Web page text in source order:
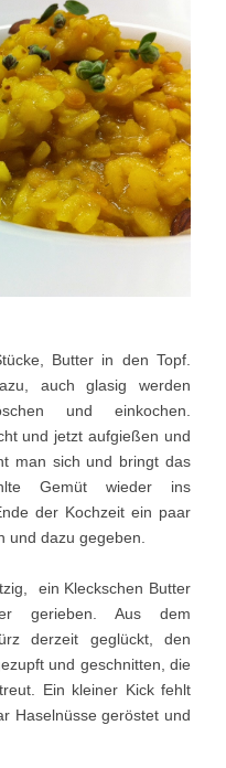
Butter in den Topf.
auch glasig werden
und einkochen.
und jetzt aufgießen und
man sich und bringt das
Gemüt wieder ins
der Kochzeit ein paar
und dazu gegeben.
ein Kleckschen Butter
gerieben. Aus dem
derzeit geglückt, den
und geschnitten, die
Ein kleiner Kick fehlt
Haselnüsse geröstet und